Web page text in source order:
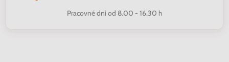
Pracovné dni od 8.00 - 16.30 h